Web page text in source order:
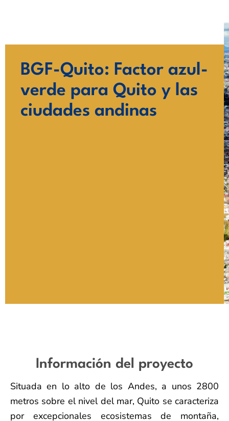
BGF-Quito: Factor azul-
verde para Quito y las
ciudades andinas
Información del proyecto
Situada en lo alto de los Andes, a unos 2800
metros sobre el nivel del mar, Quito se caracteriza
por excepcionales ecosistemas de montaña,